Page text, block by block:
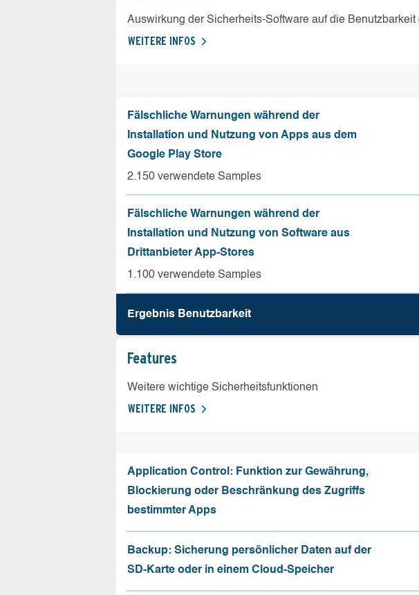
Auswirkung der Sicherheits-Software auf die Benutzbarkeit
WEITERE INFOS
Fälschliche Warnungen während der
Installation und Nutzung von Apps aus dem
Google Play Store
2.150 verwendete Samples
Fälschliche Warnungen während der
Installation und Nutzung von Software aus
Drittanbieter App-Stores
1.100 verwendete Samples
Ergebnis Benutz­barkeit
Features
Weitere wichtige Sicherheitsfunktionen
WEITERE INFOS
Application Control: Funktion zur Gewährung,
Blockierung oder Beschränkung des Zugriffs
bestimmter Apps
Backup: Sicherung persönlicher Daten auf der
SD-Karte oder in einem Cloud-Speicher